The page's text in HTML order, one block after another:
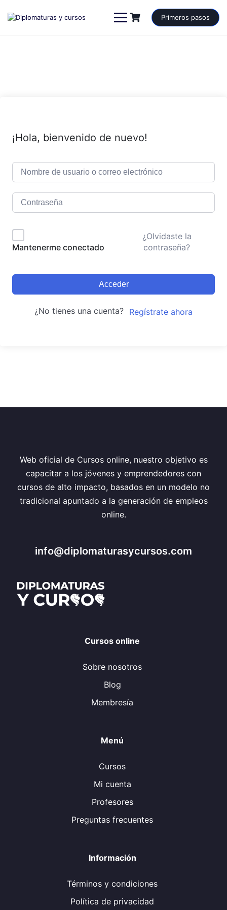
contenido
Primeros pasos
¡Hola, bienvenido de nuevo!
Mantenerme conectado
¿Olvidaste la
contraseña?
Acceder
¿No tienes una cuenta? Regístrate ahora
Web oficial de Cursos online, nuestro objetivo es
capacitar a los jóvenes y emprendedores con
cursos de alto impacto, basados en un modelo no
tradicional apuntado a la generación de empleos
online.
info@diplomaturasycursos.com
Cursos online
Sobre nosotros
Blog
Membresía
Menú
Cursos
Mi cuenta
Profesores
Preguntas frecuentes
Información
Términos y condiciones
Política de privacidad